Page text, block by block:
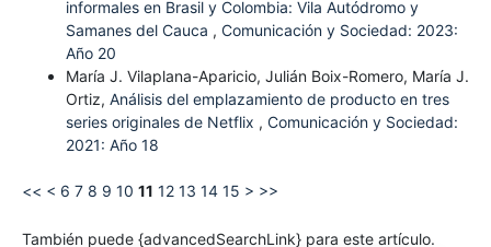
informales en Brasil y Colombia: Vila Autódromo y
Samanes del Cauca , Comunicación y Sociedad: 2023:
Año 20
María J. Vilaplana-Aparicio, Julián Boix-Romero, María J.
Ortiz, Análisis del emplazamiento de producto en tres
series originales de Netflix , Comunicación y Sociedad:
2021: Año 18
<< < 6 7 8 9 10 11 12 13 14 15 > >>
También puede {advancedSearchLink} para este artículo.